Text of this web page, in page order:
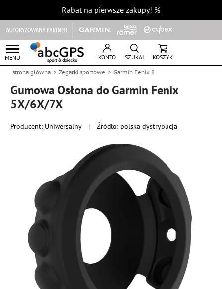
Rabat na pierwsze zakupy! %
MENU KONTO SZUKAJ KOSZYK
strona główna Zegarki sportowe Garmin Fenix 8
Gumowa Osłona do Garmin Fenix
5X/6X/7X
Producent: Uniwersalny | Źródło: polska dystrybucja